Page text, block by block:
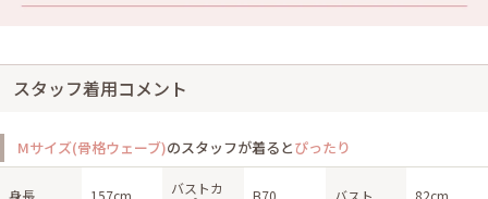
スタッフ着用コメント
Mサイズ(骨格ウェーブ)のスタッフが着るとぴったり
バストカ